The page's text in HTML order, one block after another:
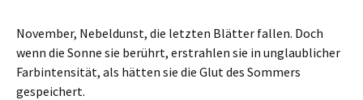
November, Nebeldunst, die letzten Blätter fallen. Doch
wenn die Sonne sie berührt, erstrahlen sie in unglaublicher
Farbintensität, als hätten sie die Glut des Sommers
gespeichert.